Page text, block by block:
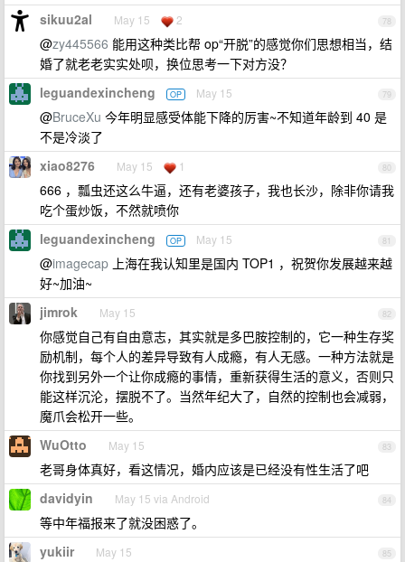
78
sikuu2al May 15 2
@zy445566 能用这种类比帮 op“开脱”的感觉你们思想相当，结
婚了就老老实实处呗，换位思考一下对方没？
79
leguandexincheng OP May 15
@BruceXu 今年明显感受体能下降的厉害~不知道年龄到 40 是
不是冷淡了
80
xiao8276 May 15 1
666 ，瓢虫还这么牛逼，还有老婆孩子，我也长沙，除非你请我
吃个蛋炒饭，不然就喷你
81
leguandexincheng OP May 15
@imagecap 上海在我认知里是国内 TOP1 ，祝贺你发展越来越
好~加油~
82
jimrok May 15
你感觉自己有自由意志，其实就是多巴胺控制的，它一种生存奖
励机制，每个人的差异导致有人成瘾，有人无感。一种方法就是
你找到另外一个让你成瘾的事情，重新获得生活的意义，否则只
能这样沉沦，摆脱不了。当然年纪大了，自然的控制也会减弱，
魔爪会松开一些。
83
WuOtto May 15
老哥身体真好，看这情况，婚内应该是已经没有性生活了吧
84
davidyin May 15 via Android
等中年福报来了就没困惑了。
85
yukiir May 15